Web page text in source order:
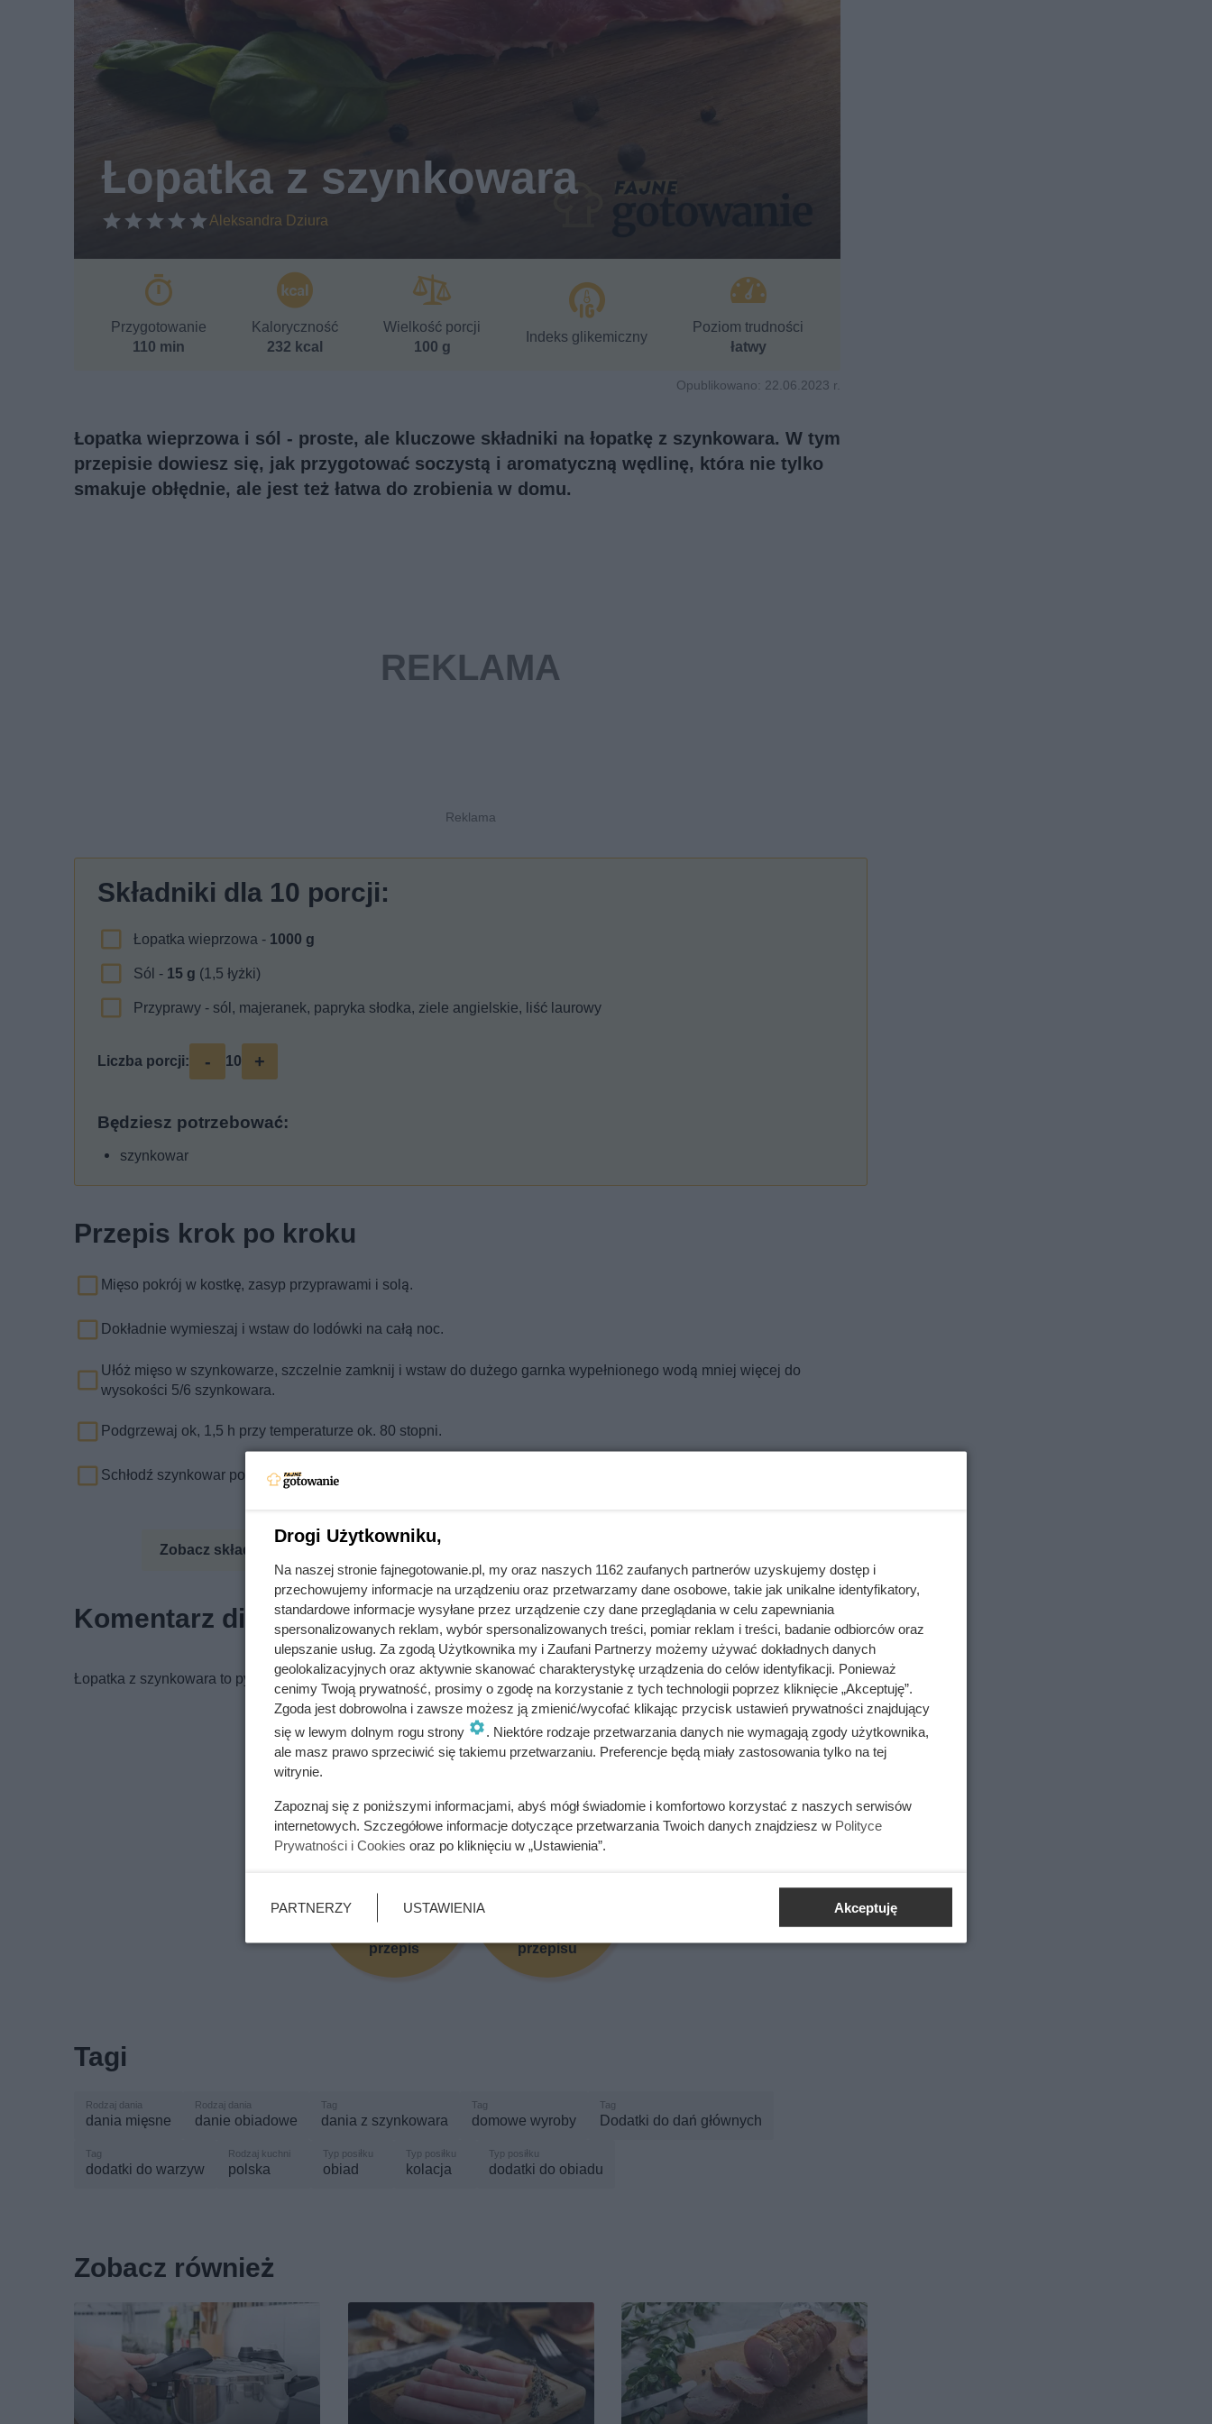
Łopatka z szynkowara
Aleksandra Dziura
Przygotowanie
110 min
Kaloryczność
232 kcal
Wielkość porcji
100 g
Indeks glikemiczny
Poziom trudności
łatwy
Opublikowano: 22.06.2023 r.
Łopatka wieprzowa i sól - proste, ale kluczowe składniki na łopatkę z szynkowara. W tym
przepisie dowiesz się, jak przygotować soczystą i aromatyczną wędlinę, która nie tylko
smakuje obłędnie, ale jest też łatwa do zrobienia w domu.
Składniki dla 10 porcji:
Łopatka wieprzowa - 1000 g
Sól - 15 g (1,5 łyżki)
Przyprawy - sól, majeranek, papryka słodka, ziele angielskie, liść laurowy
Liczba porcji: - 10 +
Będziesz potrzebować:
szynkowar
Przepis krok po kroku
Mięso pokrój w kostkę, zasyp przyprawami i solą.
Dokładnie wymieszaj i wstaw do lodówki na całą noc.
Ułóż mięso w szynkowarze, szczelnie zamknij i wstaw do dużego garnka wypełnionego wodą mniej więcej do
wysokości 5/6 szynkowara.
Podgrzewaj ok, 1,5 h przy temperaturze ok. 80 stopni.
Schłodź szynkowar pod zimną wodą i wstaw do lodówki na 12 h.
Zobacz składniki odżywcze Zobacz alergeny
Komentarz dietetyka
Łopatka z szynkowara to pyszne, zdrowe, dobre jakościowo mięso do samodzielnego przygotowania w domu.
~ Aleksandra Dziura, dietetyk
Podoba Ci się przepis? Oceń go!
przepis
przepisu
Tagi
dania mięsne danie obiadowe dania z szynkowara domowe wyroby Dodatki do dań głównych
dodatki do warzyw polska obiad kolacja dodatki do obiadu
Zobacz również
Drogi Użytkowniku,
Na naszej stronie fajnegotowanie.pl, my oraz naszych 1162 zaufanych partnerów uzyskujemy dostęp i
przechowujemy informacje na urządzeniu oraz przetwarzamy dane osobowe, takie jak unikalne identyfikatory,
standardowe informacje wysyłane przez urządzenie czy dane przeglądania w celu zapewniania
spersonalizowanych reklam, wybór spersonalizowanych treści, pomiar reklam i treści, badanie odbiorców oraz
ulepszanie usług. Za zgodą Użytkownika my i Zaufani Partnerzy możemy używać dokładnych danych
geolokalizacyjnych oraz aktywnie skanować charakterystykę urządzenia do celów identyfikacji. Ponieważ
cenimy Twoją prywatność, prosimy o zgodę na korzystanie z tych technologii poprzez kliknięcie „Akceptuję”.
Zgoda jest dobrowolna i zawsze możesz ją zmienić/wycofać klikając przycisk ustawień prywatności znajdujący
się w lewym dolnym rogu strony
. Niektóre rodzaje przetwarzania danych nie wymagają zgody użytkownika,
ale masz prawo sprzeciwić się takiemu przetwarzaniu. Preferencje będą miały zastosowania tylko na tej
witrynie.
Zapoznaj się z poniższymi informacjami, abyś mógł świadomie i komfortowo korzystać z naszych serwisów
internetowych. Szczegółowe informacje dotyczące przetwarzania Twoich danych znajdziesz w Polityce
Prywatności i Cookies oraz po kliknięciu w „Ustawienia”.
PARTNERZY USTAWIENIA Akceptuję